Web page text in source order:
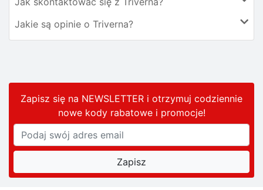
Jakie są opinie o Triverna?
Zapisz się na NEWSLETTER i otrzymuj codziennie
nowe kody rabatowei promocje!